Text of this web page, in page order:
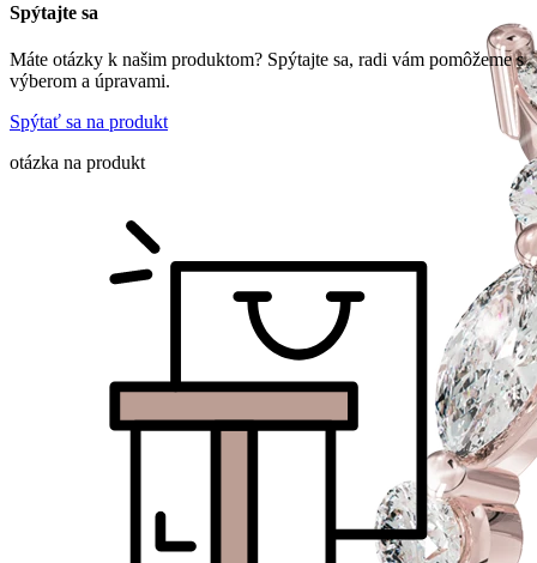
Spýtajte sa
Máte otázky k našim produktom? Spýtajte sa, radi vám pomôžeme s
výberom a úpravami.
Spýtať sa na produkt
otázka na produkt